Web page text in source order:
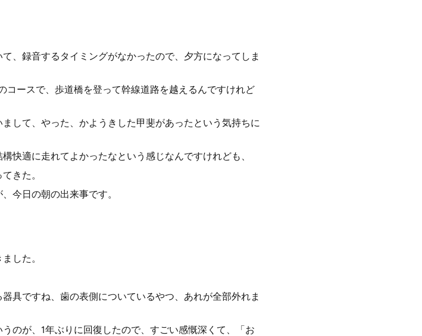
、録音するタイミングがなかったので、夕方になってしま
コースで、歩道橋を登って幹線道路を越えるんですけれど
して、やった、かようきした甲斐があったという気持ちに
快適に走れてよかったなという感じなんですけれども、
きた。
今日の朝の出来事です。
した。
具ですね、歯の表側についているやつ、あれが全部外れま
のが、1年ぶりに回復したので、すごい感慨深くて、「お